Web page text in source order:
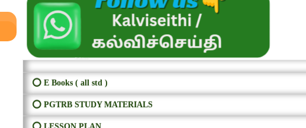
⭕ E Books ( all std )
⭕ PGTRB STUDY MATERIALS